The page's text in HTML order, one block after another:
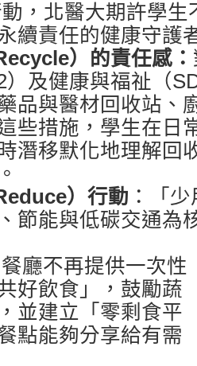
，北醫大期許學生
續責任的健康守護
）的責任感：
）及健康與福祉（
品與醫材回收站、
些措施，學生在日
潛移默化地理解回
）行動 ：「
節能與低碳交通為
廳不再提供一次性
好飲食」，鼓勵蔬
並建立「零剩食平
點能夠分享給有需